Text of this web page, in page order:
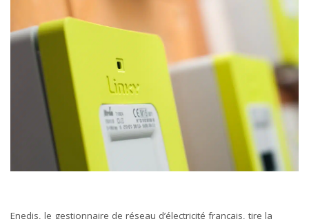
Enedis, le gestionnaire de réseau d’électricité français, tire la